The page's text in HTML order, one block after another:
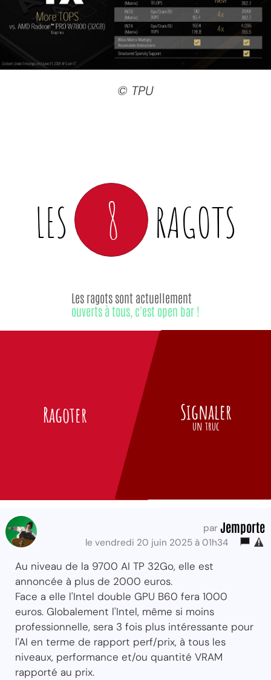
© TPU
LES 8 RAGOTS
Ragoter
Les ragots sont actuellement
ouverts à tous, c'est open bar !
Signaler
un truc
par Jemporte
le vendredi 20 juin 2025 à 01h34
Au niveau de la 9700 AI TP 32Go, elle est
annoncée à plus de 2000 euros.
Face a elle l'Intel double GPU B60 fera 1000
euros. Globalement l'Intel, même si moins
professionnelle, sera 3 fois plus intéressante pour
l'AI en terme de rapport perf/prix, à tous les
niveaux, performance et/ou quantité VRAM
rapporté au prix.